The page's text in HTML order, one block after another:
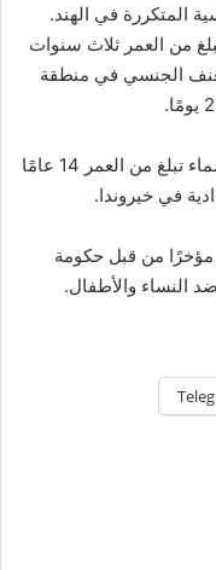
المتكررة في الهند.
من العمر ثلاث سنوات
الجنسي في منطقة
وفي بداية الشهر الماضي، تعرضت فتاة صماء تبلغ من العمر 14 عامًا
في خيروندا.
مؤخرًا من قبل حكومة
النساء والأطفال.